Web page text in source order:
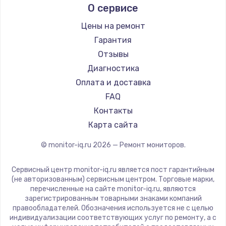
Thunderobot
Hisense
АОС
Ardor
Machenike
iru
Titan Army
iFFALCON
Dahua
О сервисе
Цены на ремонт
Гарантия
Отзывы
Диагностика
Оплата и доставка
FAQ
Контакты
Карта сайта
© monitor-iq.ru 2026 — Ремонт мониторов.
Сервисный центр monitor-iq.ru является пост гарантийным
(не авторизованным) сервисным центром. Торговые марки,
перечисленные на сайте monitor-iq.ru, являются
зарегистрированным товарными знаками компаний
правообладателей. Обозначения используется не с целью
индивидуализации соответствующих услуг по ремонту, а с